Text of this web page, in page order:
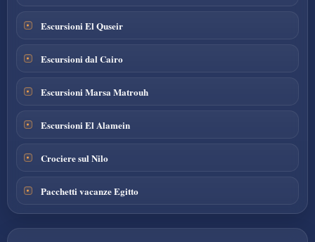
Escursioni El Quseir
Escursioni dal Cairo
Escursioni Marsa Matrouh
Escursioni El Alamein
Crociere sul Nilo
Pacchetti vacanze Egitto